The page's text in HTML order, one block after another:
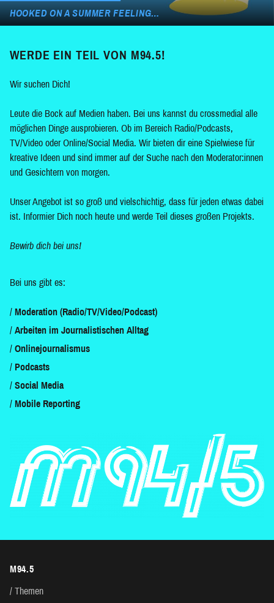
HOOKED ON A SUMMER FEELING…
WERDE EIN TEIL VON M94.5!
Wir suchen Dich!
Leute die Bock auf Medien haben. Bei uns kannst du crossmedial alle
möglichen Dinge ausprobieren. Ob im Bereich Radio/Podcasts,
TV/Video oder Online/Social Media. Wir bieten dir eine Spielwiese für
kreative Ideen und sind immer auf der Suche nach den Moderator:innen
und Gesichtern von morgen.
Unser Angebot ist so groß und vielschichtig, dass für jeden etwas dabei
ist. Informier Dich noch heute und werde Teil dieses großen Projekts.
Bewirb dich bei uns!
Bei uns gibt es:
Moderation (Radio/TV/Video/Podcast)
Arbeiten im Journalistischen Alltag
Onlinejournalismus
Podcasts
Social Media
Mobile Reporting
M94.5
Themen